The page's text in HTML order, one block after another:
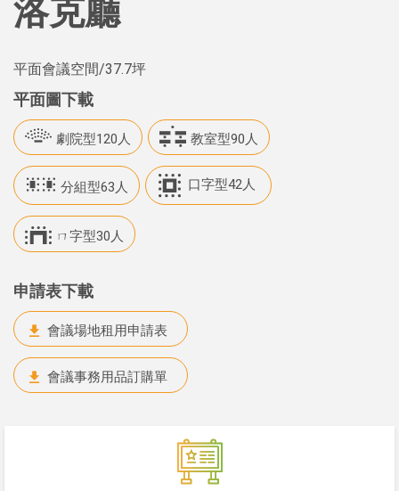
洛克廳
平面會議空間/37.7坪
平面圖下載
劇院型120人 教室型90人
分組型63人 口字型42人
ㄇ字型30人
申請表下載
會議場地租用申請表
會議事務用品訂購單